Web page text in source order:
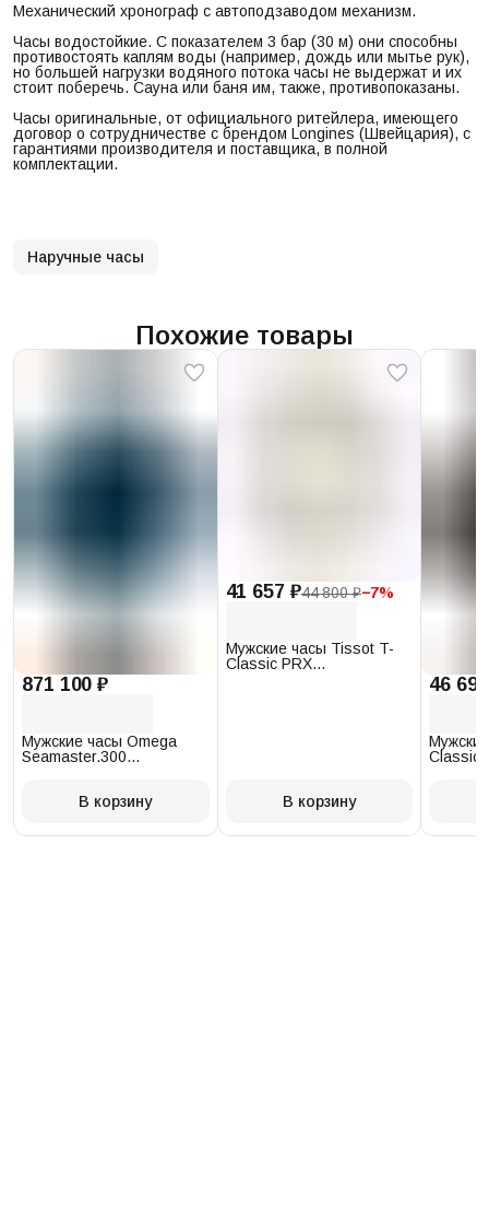
Механический хронограф с автоподзаводом механизм.
Часы водостойкие. С показателем 3 бар (30 м) они способны
противостоять каплям воды (например, дождь или мытье рук),
но большей нагрузки водяного потока часы не выдержат и их
стоит поберечь. Сауна или баня им, также, противопоказаны.
Часы оригинальные, от официального ритейлера, имеющего
договор о сотрудничестве с брендом Longines (Швейцария), с
гарантиями производителя и поставщика, в полной
комплектации.
Наручные часы
Похожие товары
871 100 ₽
Мужские часы Omega
Seamaster.300
В корзину
41 657 ₽44 800 ₽−7%
Мужские часы Tissot T-
Classic PRX
В корзину
46
Classic